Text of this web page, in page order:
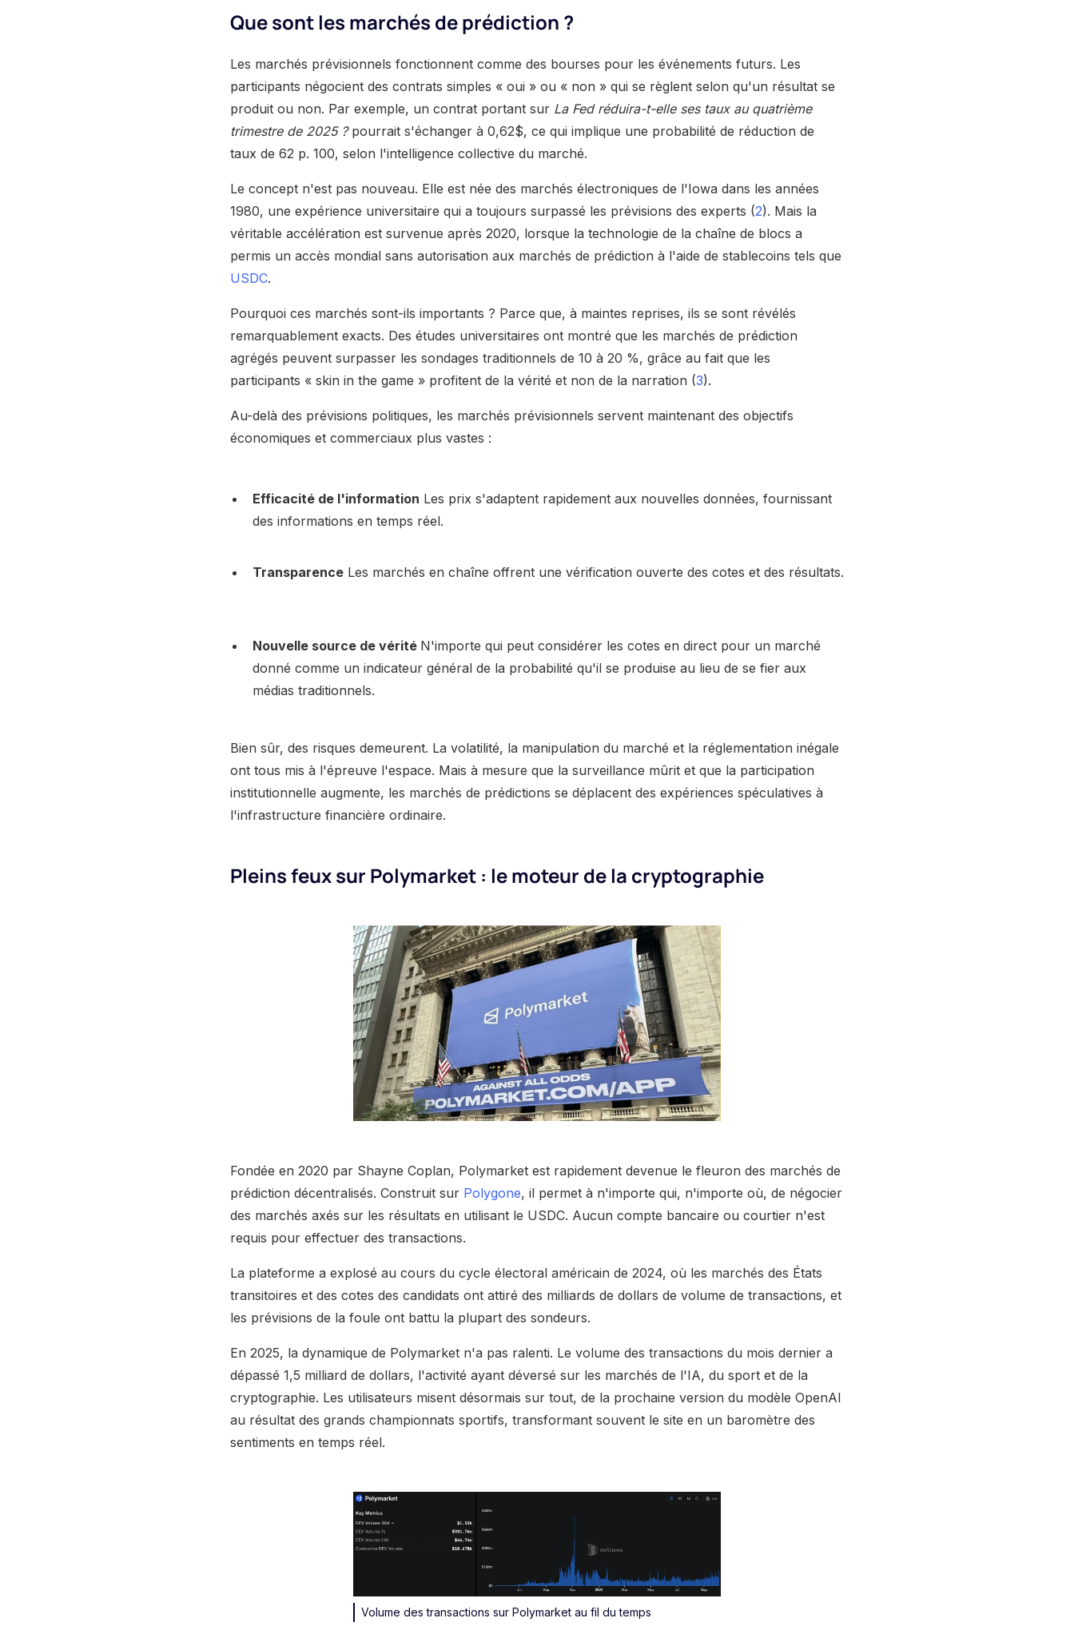
Que sont les marchés de prédiction ?
Les marchés prévisionnels fonctionnent comme des bourses pour les événements futurs. Les
participants négocient des contrats simples « oui » ou « non » qui se règlent selon qu'un résultat se
produit ou non. Par exemple, un contrat portant sur La Fed réduira-t-elle ses taux au quatrième
trimestre de 2025 ?pourrait s'échanger à 0,62$, ce qui implique une probabilité de réduction de
taux de 62 p. 100, selon l'intelligence collective du marché.
Le concept n'est pas nouveau. Elle est née des marchés électroniques de l'Iowa dans les années
1980, une expérience universitaire qui a toujours surpassé les prévisions des experts (2). Mais la
véritable accélération est survenue après 2020, lorsque la technologie de la chaîne de blocs a
permis un accès mondial sans autorisation aux marchés de prédiction à l'aide de stablecoins tels que
USDC.
Pourquoi ces marchés sont-ils importants ? Parce que, à maintes reprises, ils se sont révélés
remarquablement exacts. Des études universitaires ont montré que les marchés de prédiction
agrégés peuvent surpasser les sondages traditionnels de 10 à 20 %, grâce au fait que les
participants « skin in the game » profitent de la vérité et non de la narration (3).
Au-delà des prévisions politiques, les marchés prévisionnels servent maintenant des objectifs
économiques et commerciaux plus vastes :
Efficacité de l'information Les prix s'adaptent rapidement aux nouvelles données, fournissant
des informations en temps réel.
Transparence Les marchés en chaîne offrent une vérification ouverte des cotes et des résultats.
Nouvelle source de vérité N'importe qui peut considérer les cotes en direct pour un marché
donné comme un indicateur général de la probabilité qu'il se produise au lieu de se fier aux
médias traditionnels.
Bien sûr, des risques demeurent. La volatilité, la manipulation du marché et la réglementation inégale
ont tous mis à l'épreuve l'espace. Mais à mesure que la surveillance mûrit et que la participation
institutionnelle augmente, les marchés de prédictions se déplacent des expériences spéculatives à
l'infrastructure financière ordinaire.
Pleins feux sur Polymarket : le moteur de la cryptographie
Fondée en 2020 par Shayne Coplan, Polymarket est rapidement devenue le fleuron des marchés de
prédiction décentralisés. Construit sur Polygone, il permet à n'importe qui, n'importe où, de négocier
des marchés axés sur les résultats en utilisant le USDC. Aucun compte bancaire ou courtier n'est
requis pour effectuer des transactions.
La plateforme a explosé au cours du cycle électoral américain de 2024, où les marchés des États
transitoires et des cotes des candidats ont attiré des milliards de dollars de volume de transactions, et
les prévisions de la foule ont battu la plupart des sondeurs.
En 2025, la dynamique de Polymarket n'a pas ralenti. Le volume des transactions du mois dernier a
dépassé 1,5 milliard de dollars, l'activité ayant déversé sur les marchés de l'IA, du sport et de la
cryptographie. Les utilisateurs misent désormais sur tout, de la prochaine version du modèle OpenAI
au résultat des grands championnats sportifs, transformant souvent le site en un baromètre des
sentiments en temps réel.
Volume des transactions sur Polymarket au fil du temps